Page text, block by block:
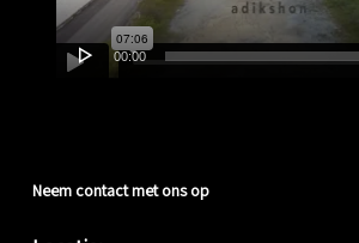
00:00
Neem contact met ons op